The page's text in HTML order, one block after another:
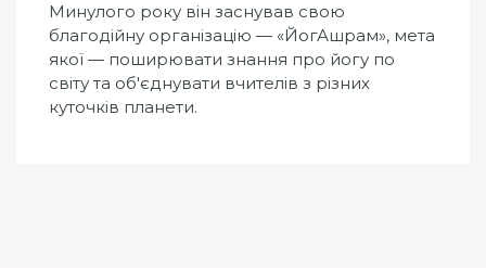
Минулого року він заснував свою
благодійну організацію — «ЙогАшрам», мета
якої — поширювати знання про йогу по
світу та об'єднувати вчителів з різних
куточків планети.